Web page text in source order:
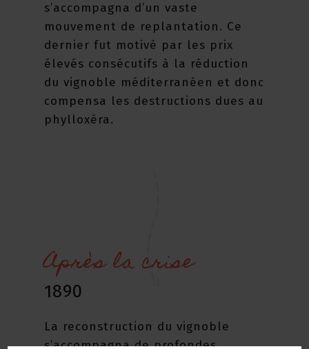
s’accompagna d’un vaste
mouvement de replantation. Ce
dernier fut motivé par les prix
élevés consécutifs à la réduction
du vignoble méditerranéen et donc
compensa les destructions dues au
phylloxéra.
Après la crise
1890
La reconstruction du vignoble
s’accompagna de profondes